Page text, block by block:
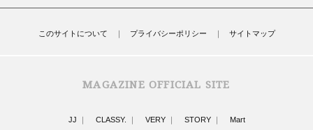
このサイトについて プライバシーポリシー サイトマップ
MAGAZINE OFFICIAL SITE
JJ CLASSY. VERY STORY Mart